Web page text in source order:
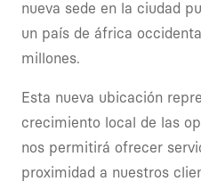
nueva sede en la ciudad
un país de áfrica
millones.
Esta nueva ubicación
crecimiento local de las
nos permitirá ofrecer
proximidad a nuestros